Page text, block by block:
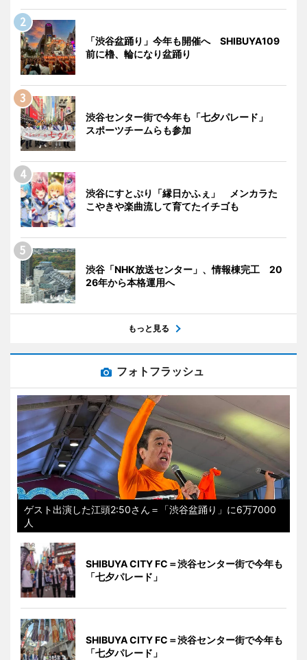
「渋谷盆踊り」今年も開催へ SHIBUYA109
前に櫓、輪になり盆踊り
渋谷センター街で今年も「七夕パレード」
スポーツチームらも参加
渋谷にすとぷり「縁日かふぇ」 メンカラた
こやきや楽曲流して育てたイチゴも
渋谷「NHK放送センター」、情報棟完工 20
26年から本格運用へ
もっと見る
フォトフラッシュ
ゲスト出演した江頭2:50さん＝「渋谷盆踊り」に6万7000
人
SHIBUYA CITY FC＝渋谷センター街で今年も
「七夕パレード」
SHIBUYA CITY FC＝渋谷センター街で今年も
「七夕パレード」